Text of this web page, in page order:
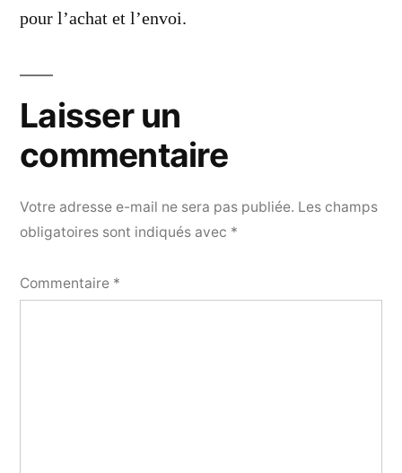
pour l’achat et l’envoi.
Laisser un
commentaire
Votre adresse e-mail ne sera pas publiée. Les champs
obligatoires sont indiqués avec *
Commentaire *